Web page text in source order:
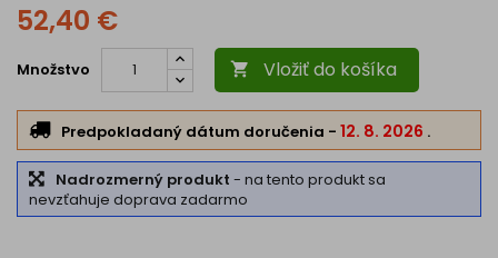
52,40 €
Množstvo  Vložiť do košíka
Predpokladaný dátum doručenia - 12. 8. 2026 .
Nadrozmerný produkt - na tento produkt sa
nevzťahuje doprava zadarmo